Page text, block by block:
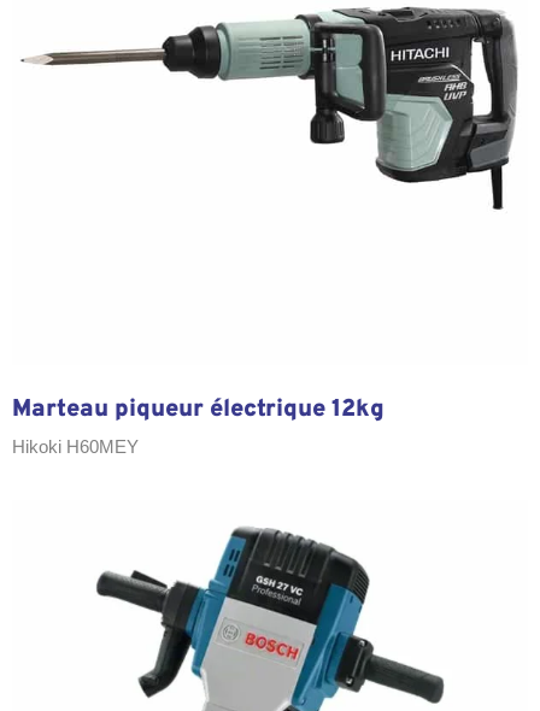
Marteau piqueur électrique 12kg
Hikoki H60MEY